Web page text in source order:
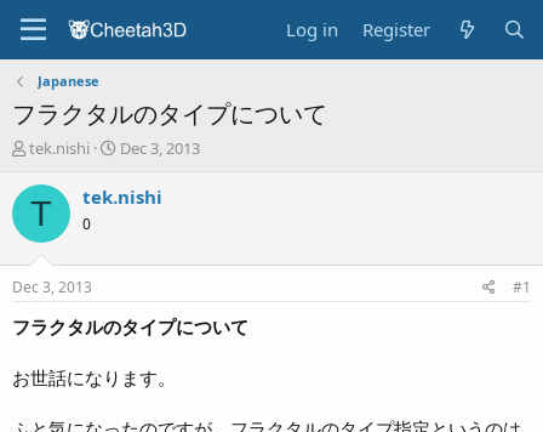
Log in Register
Japanese
フラクタルのタイプについて
T
r
e
a
t
a
t
e
tek.nishi
S
a
e
Dec 3, 2013
T tek.nishi
0
Dec 3, 2013 #1
フラクタルのタイプについて
お世話になります。